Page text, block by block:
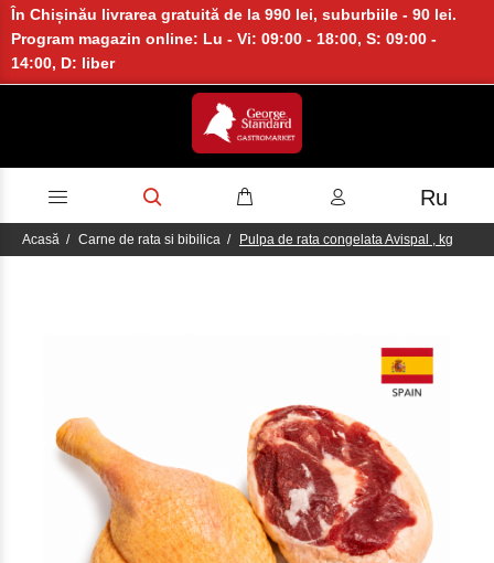
În Chișinău livrarea gratuită de la 990 lei, suburbiile - 90 lei.
Program magazin online: Lu - Vi: 09:00 - 18:00, S: 09:00 -
14:00, D: liber
Ru
Acasă Carne de rata si bibilica Pulpa de rata congelata Avispal , kg